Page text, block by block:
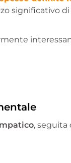
significativo di
, seguita